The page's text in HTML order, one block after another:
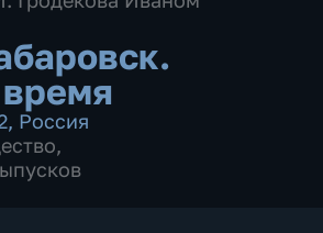
, Россия
,